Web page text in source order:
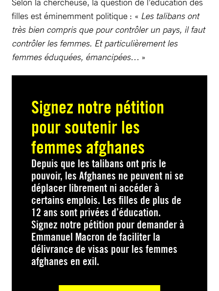
filles est éminemment politique : « Les talibans ont
très bien compris que pour contrôler un pays, il faut
contrôler les femmes. Et particulièrement les
femmes éduquées, émancipées… »
Signez notre pétition
pour soutenir les
femmes afghanes
Depuis que les talibans ont pris le
pouvoir, les Afghanes ne peuvent ni se
déplacer librement ni accéder à
certains emplois. Les filles de plus de
12 ans sont privées d’éducation.
Signez notre pétition pour demander à
Emmanuel Macron de faciliter la
délivrance de visas pour les femmes
afghanes en exil.